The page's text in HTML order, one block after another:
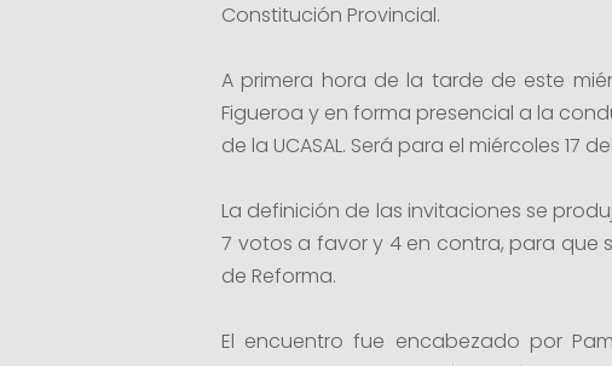
Constitución Provincial.
A primera hora de la tarde de este
Figueroa y en forma presencial a la
de la UCASAL. Será para el miércoles 17
La definición de las invitaciones se
7 votos a favor y 4 en contra, para que
de Reforma.
El encuentro fue encabezado por